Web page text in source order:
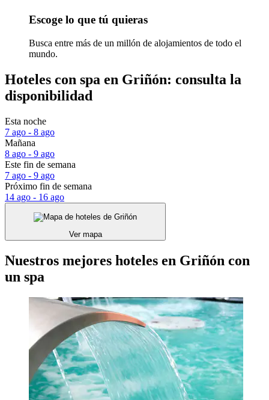
Escoge lo que tú quieras
Busca entre más de un millón de alojamientos de todo el
mundo.
Hoteles con spa en Griñón: consulta la
disponibilidad
Esta noche
7 ago - 8 ago
Mañana
8 ago - 9 ago
Este fin de semana
7 ago - 9 ago
Próximo fin de semana
14 ago - 16 ago
Ver mapa
Nuestros mejores hoteles en Griñón con
un spa